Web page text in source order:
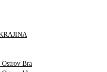
Ostrov Bra